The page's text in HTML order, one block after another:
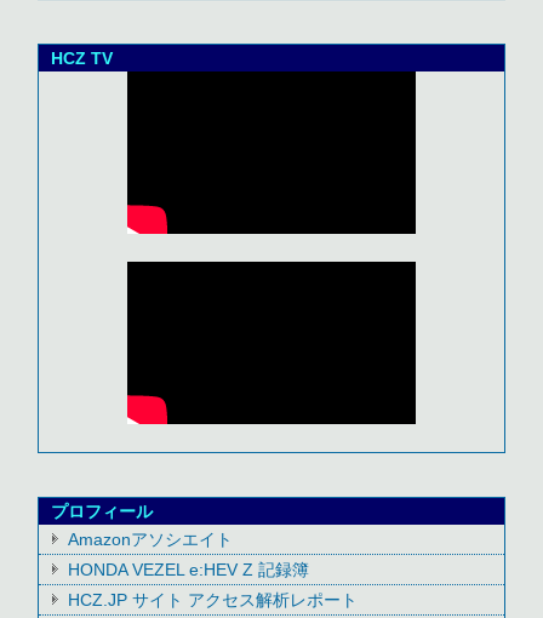
HCZ TV
プロフィール
Amazonアソシエイト
HONDA VEZEL e:HEV Z 記録簿
HCZ.JP サイト アクセス解析レポート